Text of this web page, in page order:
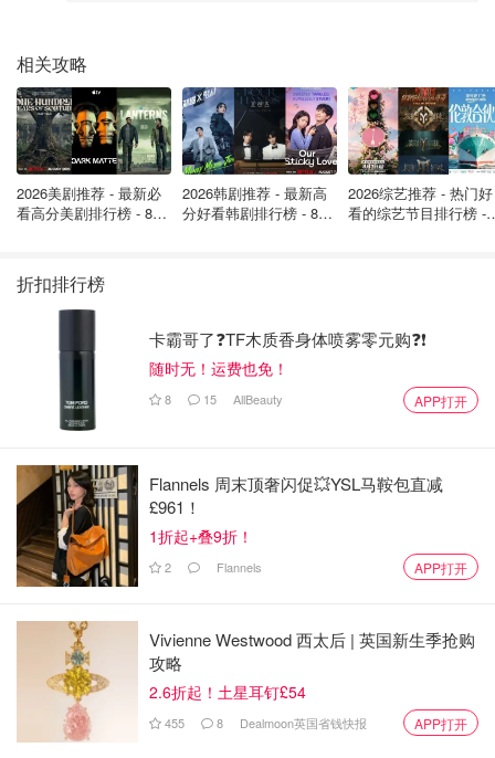
图片来自于@ 网络，版权属于原作者
适用月龄：3个月以上
推荐指数：🌟
这款香蕉牙胶褒贬不一，爱的夸得不行，但是diss的家长们
也相当多，最大的槽点就是据说这个牙胶头会被宝宝咬下来
😱 自从看网上评价和周围朋友也提过这个问题后，我就不
敢给宝宝用了。。。
🍌 食品级硅胶材质，安全无毒，可以放心让宝宝使用。
🍌水煮（五分钟以内）或者蒸汽消毒都可以。
🍌可以将口腔内残留的奶渍带出，起到清洁作用。
🍌牙胶顶端可以够到后槽牙，整个口腔都能按摩到。
补充说明：我不喜欢这款牙胶的一个原因是很容易戳到喉
相关攻略
2026美剧推荐 - 最新必
看高分美剧排行榜 - 8月
2026韩剧推荐 - 最新高
分好看韩剧排行榜 - 8月
2026综艺推荐 - 热门好
看的综艺节目排行榜 -
折扣排行榜
卡霸哥了❓TF木质香身体喷雾零元购❓❗
随时无！运费也免！
8 15 AllBeauty APP打开
Flannels 周末顶奢闪促💥YSL马鞍包直减
£961！
1折起+叠9折！
2 Flannels APP打开
Vivienne Westwood 西太后 | 英国新生季抢购
攻略
2.6折起！土星耳钉£54
455 8 Dealmoon英国省钱快报 APP打开